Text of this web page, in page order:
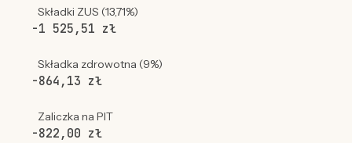
Składki ZUS (13,71%)
-1 525,51 zł
Składka zdrowotna (9%)
-864,13 zł
Zaliczka na PIT
-822,00 zł